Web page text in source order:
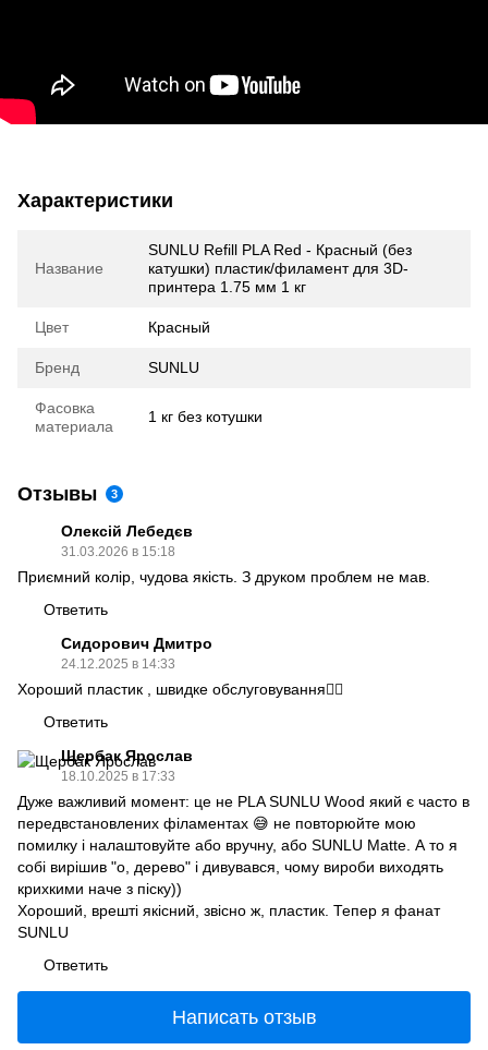
Характеристики
Название
SUNLU Refill PLA Red - Красный (без
катушки) пластик/филамент для 3D-
принтера 1.75 мм 1 кг
Цвет Красный
Бренд SUNLU
Фасовка
материала
1 кг без котушки
Отзывы 3
Олексій Лебедєв
31.03.2026 в 15:18
Приємний колір, чудова якість. З друком проблем не мав.
Ответить
Сидорович Дмитро
24.12.2025 в 14:33
Хороший пластик , швидке обслуговування👍🏻
Ответить
Щербак Ярослав
18.10.2025 в 17:33
Дуже важливий момент: це не PLA SUNLU Wood який є часто в
передвстановлених філаментах 😅 не повторюйте мою
помилку і налаштовуйте або вручну, або SUNLU Matte. А то я
собі вирішив "о, дерево" і дивувався, чому вироби виходять
крихкими наче з піску))
Хороший, врешті якісний, звісно ж, пластик. Тепер я фанат
SUNLU
Ответить
Написать отзыв